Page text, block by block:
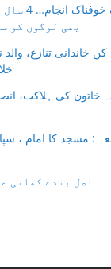
محبت،
بھی لوگوں کو
خاندانی تنازع، والد
خاتون کی ہلاکت،
: مسجد کا امام ،
اصل بندے کھانی